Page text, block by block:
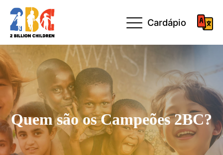
Cardápio
Quem são os Campeões 2BC?